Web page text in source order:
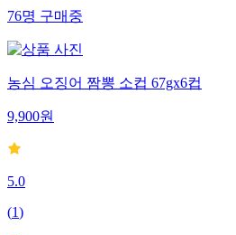
76명구매중
농심 오징어 짬뽕 소컵 67gx6컵
9,900원
5.0
(1)